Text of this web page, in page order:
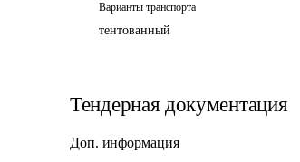
Варианты транспорта
тентованный
Тендерная документация
Доп. информация